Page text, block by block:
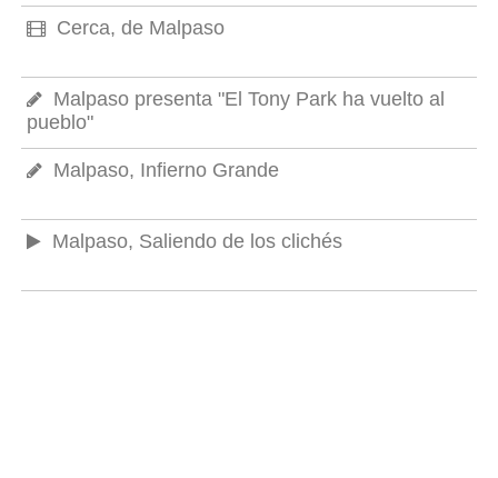
Cerca, de Malpaso
Malpaso presenta "El Tony Park ha vuelto al
pueblo"
Malpaso, Infierno Grande
Malpaso, Saliendo de los clichés